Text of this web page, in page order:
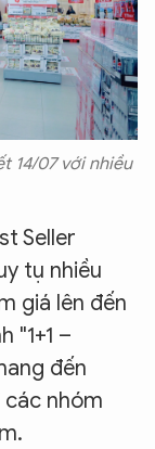
14/07 với nhiều
Seller
tụ nhiều
giá lên đến
"1+1 –
đến
các nhóm